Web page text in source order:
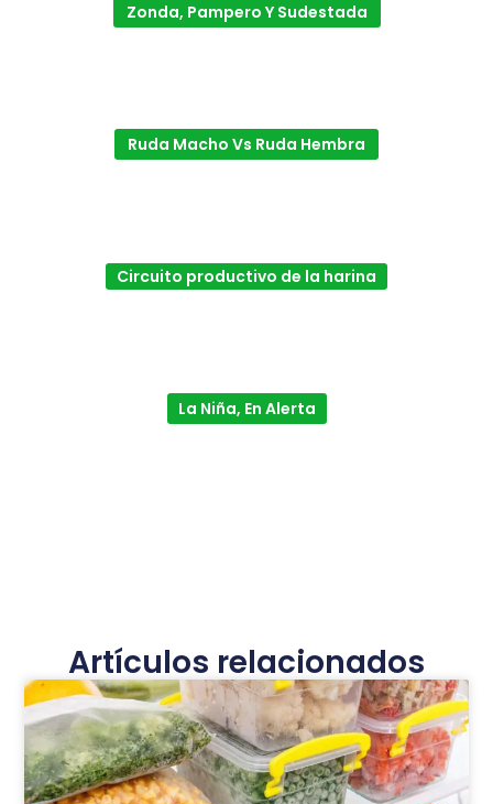
Zonda, Pampero Y Sudestada
Ruda Macho Vs Ruda Hembra
Circuito productivo de la harina
La Niña, En Alerta
Artículos relacionados